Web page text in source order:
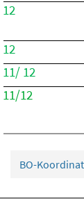
12
12
11/ 12
11/12
BO-